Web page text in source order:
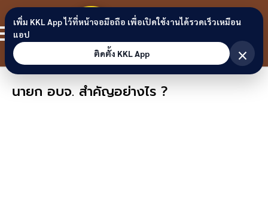
Skip to content
ขอนแก่น
ลิงก์
นายก อบจ. สำคัญอย่างไร ?
เพิ่ม KKL App ไว้ที่หน้าจอมือถือ เพื่อเปิดใช้งานได้รวดเร็วเหมือน
แอป
ติดตั้ง KKL App
×